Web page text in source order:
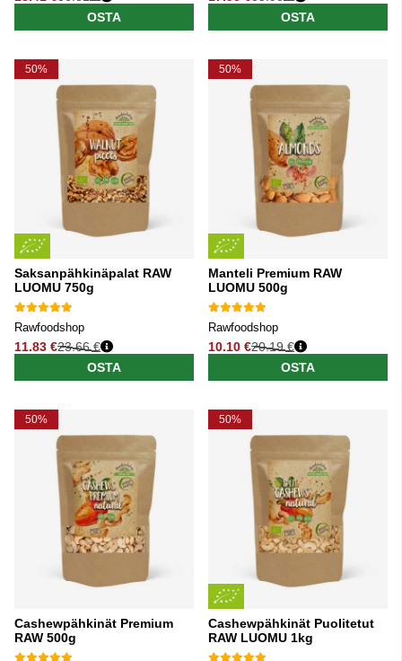
Normaali hinta
OSTA
Normaali hinta
OSTA
50%
Saksanpähkinäpalat RAW
LUOMU 750g
Rawfoodshop
11.83 €
Normaali hinta
23.66 €
OSTA
50%
Manteli Premium RAW
LUOMU 500g
Rawfoodshop
10.10 €
Normaali hinta
20.19 €
OSTA
50%
Cashewpähkinät Premium
RAW 500g
50%
Cashewpähkinät Puolitetut
RAW LUOMU 1kg